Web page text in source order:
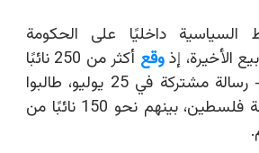
داخليًا على الحكومة
الأخيرة، إذوقع
أكثر من 250 نائبًا
– من أصل 650 – رسالة مشتركة في 25 يوليو، طالبوا
فيها بالاعتراف بدولة فلسطين، بينهم نحو 150 نائبًا من